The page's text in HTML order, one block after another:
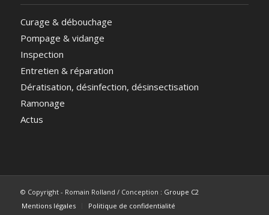
Curage & débouchage
Pompage & vidange
Inspection
Entretien & réparation
Dératisation, désinfection, désinsectisation
Ramonage
Actus
© Copyright - Romain Rolland / Conception : Groupe C2
Mentions légales
Politique de confidentialité